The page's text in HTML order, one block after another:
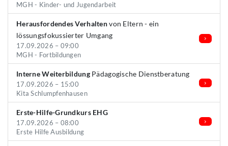
MGH - Kinder- und Jugendarbeit
Herausfordendes Verhaltenvon Eltern - ein
lössungsfokussierter Umgang
17.09.2026 – 09:00
MGH - Fortbildungen
Interne WeiterbildungPädagogische Dienstberatung
17.09.2026 – 15:00
Kita Schlumpfenhausen
Erste-Hilfe-Grundkurs EHG
17.09.2026 – 08:00
Erste Hilfe Ausbildung